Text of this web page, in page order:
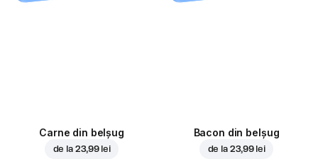
Carne din belșug
de la 23,99 lei
Bacon din belșug
de la 23,99 lei